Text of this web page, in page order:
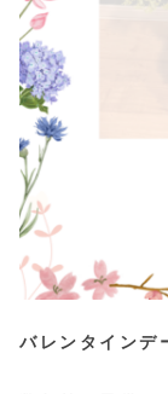
バレンタインデ